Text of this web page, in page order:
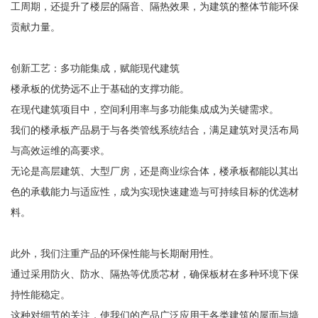
工周期，还提升了楼层的隔音、隔热效果，为建筑的整体节能环保
贡献力量。
创新工艺：多功能集成，赋能现代建筑
楼承板的优势远不止于基础的支撑功能。
在现代建筑项目中，空间利用率与多功能集成成为关键需求。
我们的楼承板产品易于与各类管线系统结合，满足建筑对灵活布局
与高效运维的高要求。
无论是高层建筑、大型厂房，还是商业综合体，楼承板都能以其出
色的承载能力与适应性，成为实现快速建造与可持续目标的优选材
料。
此外，我们注重产品的环保性能与长期耐用性。
通过采用防火、防水、隔热等优质芯材，确保板材在多种环境下保
持性能稳定。
这种对细节的关注，使我们的产品广泛应用于各类建筑的屋面与墙